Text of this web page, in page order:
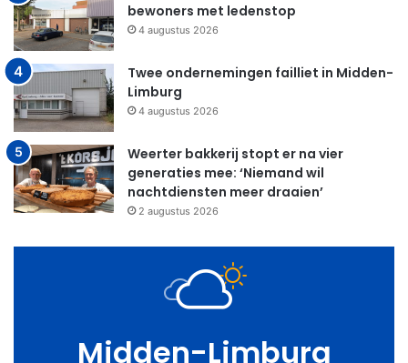
bewoners met ledenstop
4 augustus 2026
Twee ondernemingen failliet in Midden-
Limburg
4 augustus 2026
Weerter bakkerij stopt er na vier
generaties mee: ‘Niemand wil
nachtdiensten meer draaien’
2 augustus 2026
Midden-Limburg